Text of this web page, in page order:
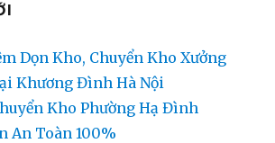
Dọn Kho, Chuyển Kho Xưởng
Khương Đình Hà Nội
Kho Phường Hạ Đình
An Toàn 100%